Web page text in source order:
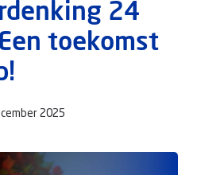
24
toekomst
2025